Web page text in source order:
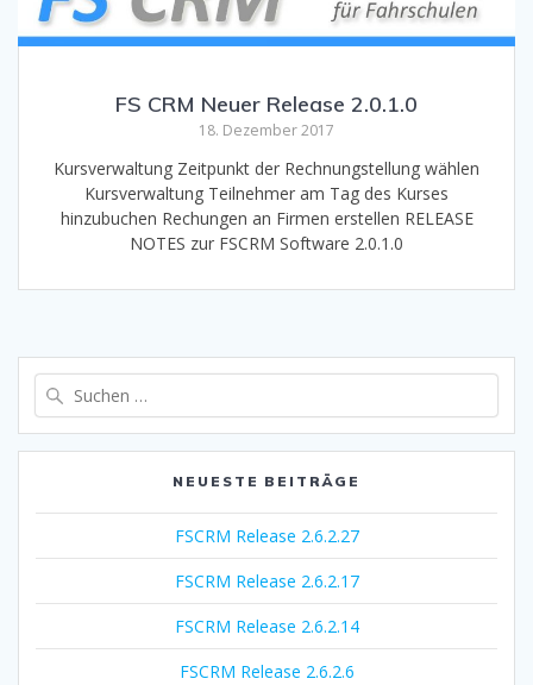
FS CRM Neuer Release 2.0.1.0
18. Dezember 2017
Kursverwaltung Zeitpunkt der Rechnungstellung wählen
Kursverwaltung Teilnehmer am Tag des Kurses
hinzubuchen Rechungen an Firmen erstellen RELEASE
NOTES zur FSCRM Software 2.0.1.0
nach:
NEUESTE BEITRÄGE
FSCRM Release 2.6.2.27
FSCRM Release 2.6.2.17
FSCRM Release 2.6.2.14
FSCRM Release 2.6.2.6